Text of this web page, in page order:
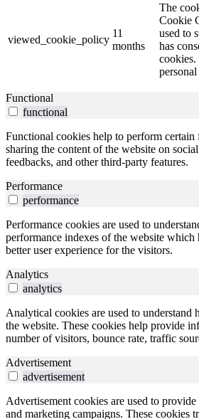
viewed_cookie_policy
11
months
The
Cookie
used to
has
cookies.
personal
Functional
functional
Functional cookies help to perform
sharing the content of the website on
feedbacks, and other third-party features.
Performance
performance
Performance cookies are used to
performance indexes of the website which
better user experience for the visitors.
Analytics
analytics
Analytical cookies are used to understand
the website. These cookies help provide
number of visitors, bounce rate, traffic
Advertisement
advertisement
Advertisement cookies are used to
and marketing campaigns. These cookies